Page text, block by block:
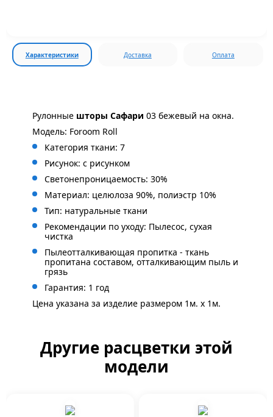
Характеристики Доставка Оплата
Рулонные шторы Сафари 03 бежевый на окна.
Модель: Foroom Roll
Категория ткани: 7
Рисунок: с рисунком
Светонепроницаемость: 30%
Материал: целюлоза 90%, полиэстр 10%
Тип: натуральные ткани
Рекомендации по уходу: Пылесос, сухая
чистка
Пылеотталкивающая пропитка - ткань
пропитана составом, отталкивающим пыль и
грязь
Гарантия: 1 год
Цена указана за изделие размером 1м. x 1м.
Другие расцветки этой
модели